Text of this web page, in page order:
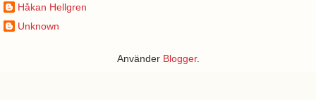
Håkan Hellgren
Unknown
Använder Blogger.